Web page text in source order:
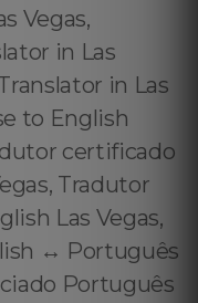
Vegas,
in Las
in Las
to English
certificado
Tradutor
Las Vegas,
↔️ Português
Português